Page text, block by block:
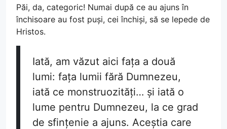
Păi, da, categoric! Numai după ce au ajuns în
închisoare au fost puși, cei închiși, să se lepede de
Hristos.
Iată, am văzut aici fața a două
lumi: fața lumii fără Dumnezeu,
iată ce monstruozități… și iată o
lume pentru Dumnezeu, la ce grad
de sfințenie a ajuns. Aceștia care